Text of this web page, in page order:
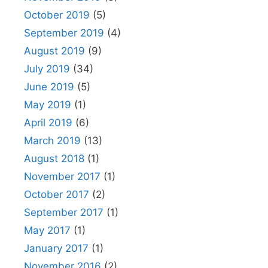
October 2019 (5)
September 2019 (4)
August 2019 (9)
July 2019 (34)
June 2019 (5)
May 2019 (1)
April 2019 (6)
March 2019 (13)
August 2018 (1)
November 2017 (1)
October 2017 (2)
September 2017 (1)
May 2017 (1)
January 2017 (1)